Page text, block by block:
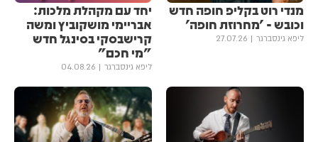
מנדי רוט בקליפ חופה חדש
וכובש - 'מחרוזת חופה'
ליפא גינסברגר 27.07.26
יחד עם מקהלת מלכות:
אבריימי מושקוביץ ומשה
קרישבסקי בסינגל חדש
"מי חכם"
ליפא גינסברגר 04.08.26